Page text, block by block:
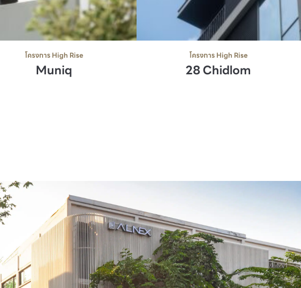
โครงการ High Rise
Muniq
โครงการ High Rise
28 Chidlom